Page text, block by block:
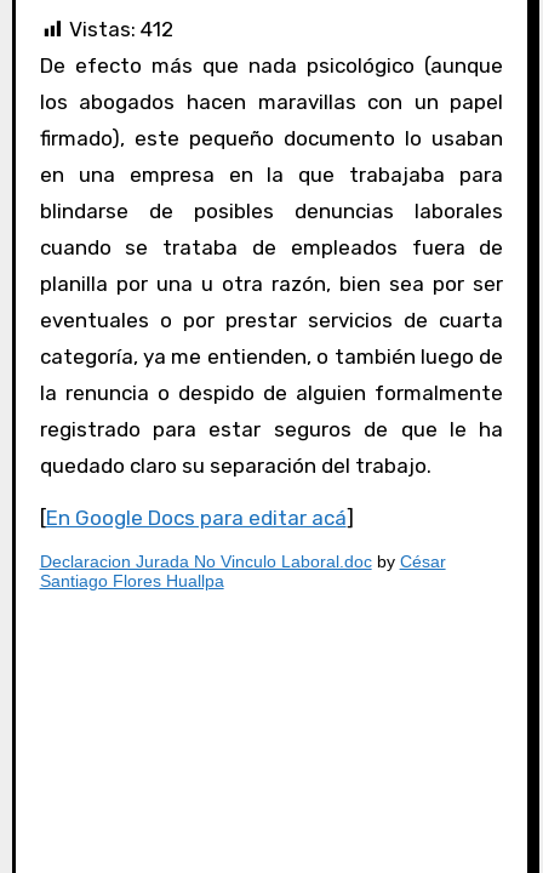
Vistas: 412
De efecto más que nada psicológico (aunque
los abogados hacen maravillas con un papel
firmado), este pequeño documento lo usaban
en una empresa en la que trabajaba para
blindarse de posibles denuncias laborales
cuando se trataba de empleados fuera de
planilla por una u otra razón, bien sea por ser
eventuales o por prestar servicios de cuarta
categoría, ya me entienden, o también luego de
la renuncia o despido de alguien formalmente
registrado para estar seguros de que le ha
quedado claro su separación del trabajo.
[En Google Docs para editar acá]
Declaracion Jurada No Vinculo Laboral.docby César
Santiago Flores Huallpa